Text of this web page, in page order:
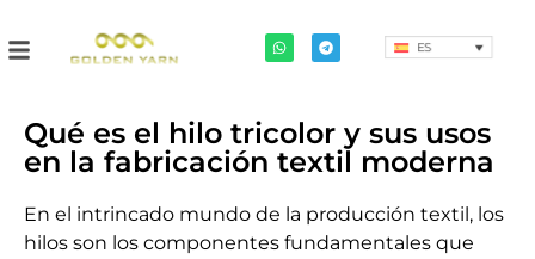
ES
Qué es el hilo tricolor y sus usos
en la fabricación textil moderna
En el intrincado mundo de la producción textil, los
hilos son los componentes fundamentales que